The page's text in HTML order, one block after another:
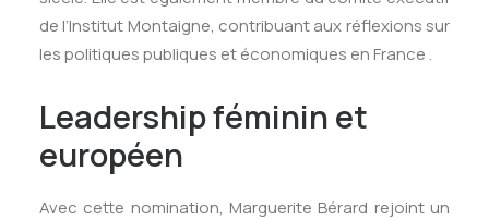
de l’Institut Montaigne, contribuant aux réflexions sur
les politiques publiques et économiques en France.​
Leadership féminin et
européen
Avec cette nomination, Marguerite Bérard rejoint un